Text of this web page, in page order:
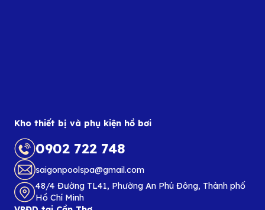
Kho thiết bị và phụ kiện hồ bơi
0902 722 748
saigonpoolspa@gmail.com
48/4 Đường TL41, Phường An Phú Đông, Thành phố
Hồ Chí Minh